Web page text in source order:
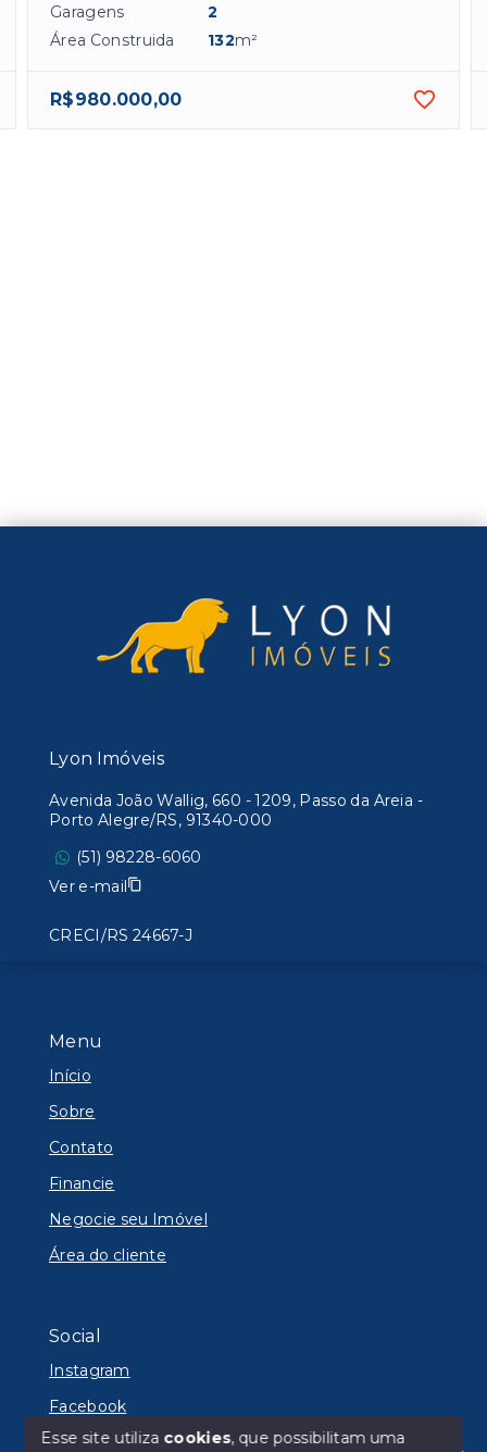
Garagens
2
Área Construida
132m²
R$980.000,00
Menu
Início
Sobre
Contato
Financie
Negocie seu Imóvel
Área do cliente
Social
Instagram
Facebook
Lyon Imóveis
Avenida João Wallig, 660 - 1209, Passo da Areia -
Porto Alegre/RS, 91340-000
(51) 98228-6060
Ver e-mail
CRECI/RS 24667-J
Esse site utiliza cookies, que possibilitam uma